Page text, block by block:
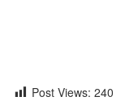
Post Views: 240